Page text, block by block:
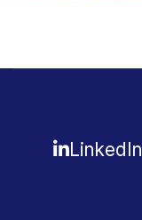
LinkedIn